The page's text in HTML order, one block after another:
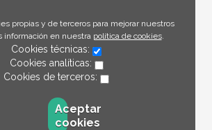
propias y de terceros para mejorar nuestros
información en nuestra política de cookies.
Cookies técnicas:
Cookies analíticas:
Cookies de terceros:
Aceptar
cookies